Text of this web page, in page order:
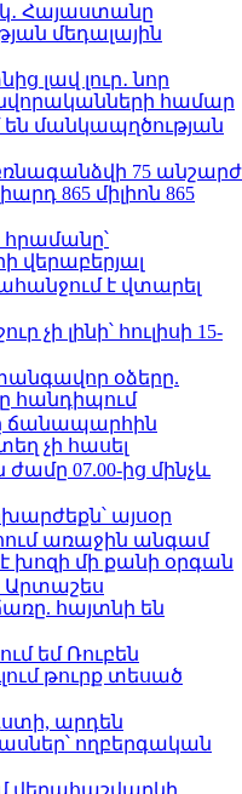
Հայաստանը
մեդալային
լավ լուր․ նոր
համար
մանկապղծության
75 անշարժ
865 միլիոն 865
հրամանը՝
վերաբերյալ
է վտարել
չի լինի՝ հուլիսի 15-
օձերը.
հանդիպում
ճանապարհին
չի հասել
ժամը 07.00-ից մինչև
այսօր
առաջին անգամ
մի քանի օրգան
Արտաշես
հայտնի են
եմ Ռուբեն
թուրք տեսած
արդեն
ողբերգական
վերահաշվարկի